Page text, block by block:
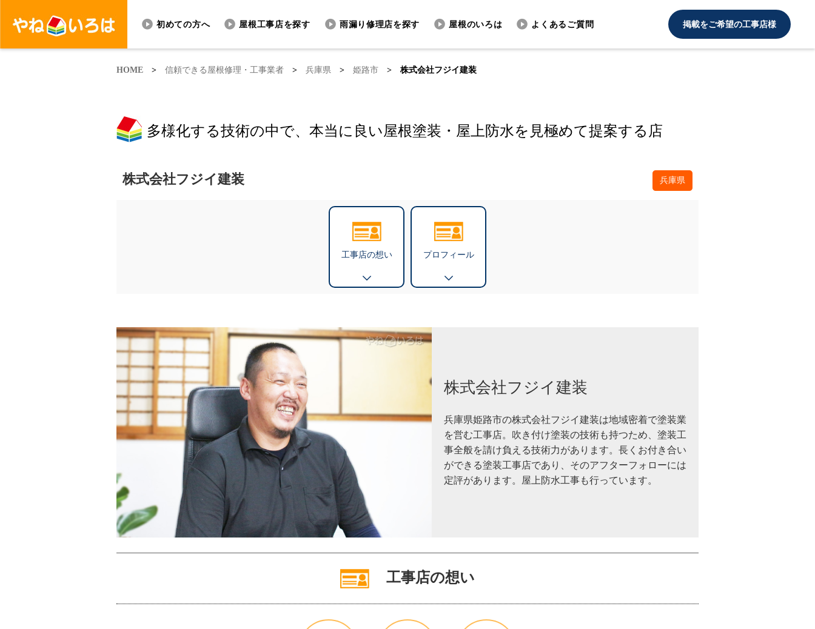
初めての方へ 屋根工事店を探す 雨漏り修理店を探す 屋根のいろは よくあるご質問 掲載をご希望の工事店様
HOME > 信頼できる屋根修理・工事業者 > 兵庫県 > 姫路市 > 株式会社フジイ建装
多様化する技術の中で、本当に良い屋根塗装・屋上防水を見極めて提案する店
株式会社フジイ建装 兵庫県
工事店の想い プロフィール
株式会社フジイ建装
兵庫県姫路市の株式会社フジイ建装は地域密着で塗装業
を営む工事店。吹き付け塗装の技術も持つため、塗装工
事全般を請け負える技術力があります。長くお付き合い
ができる塗装工事店であり、そのアフターフォローには
定評があります。屋上防水工事も行っています。
工事店の想い